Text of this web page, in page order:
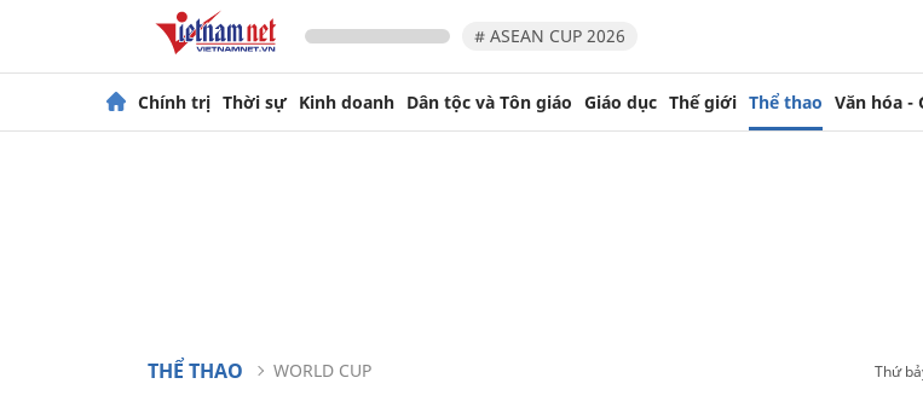
# ASEAN CUP 2026
Chính trị Thời sự Kinh doanh Dân tộc và Tôn giáo Giáo dục Thế giới Thể thao Văn hóa -
THỂ THAO WORLD CUP thứ